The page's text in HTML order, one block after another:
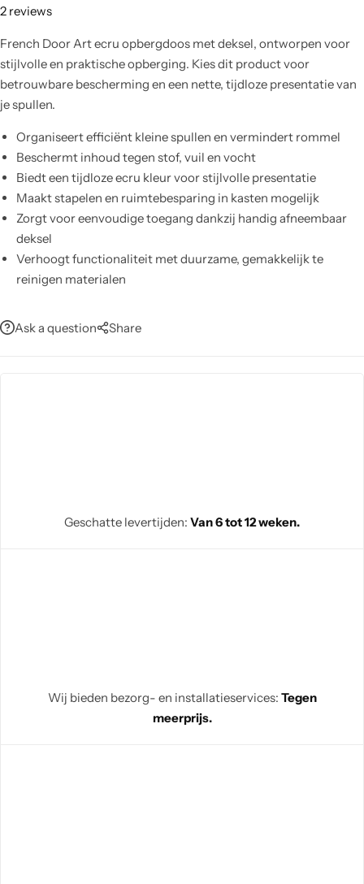
2 reviews
French Door Art ecru opbergdoos met deksel, ontworpen voor
stijlvolle en praktische opberging. Kies dit product voor
betrouwbare bescherming en een nette, tijdloze presentatie van
je spullen.
Organiseert efficiënt kleine spullen en vermindert rommel
Beschermt inhoud tegen stof, vuil en vocht
Biedt een tijdloze ecru kleur voor stijlvolle presentatie
Maakt stapelen en ruimtebesparing in kasten mogelijk
Zorgt voor eenvoudige toegang dankzij handig afneembaar
deksel
Verhoogt functionaliteit met duurzame, gemakkelijk te
reinigen materialen
Ask a question Share
Geschatte levertijden: Van 6 tot 12 weken.
Wij bieden bezorg- en installatieservices: Tegen
meerprijs.